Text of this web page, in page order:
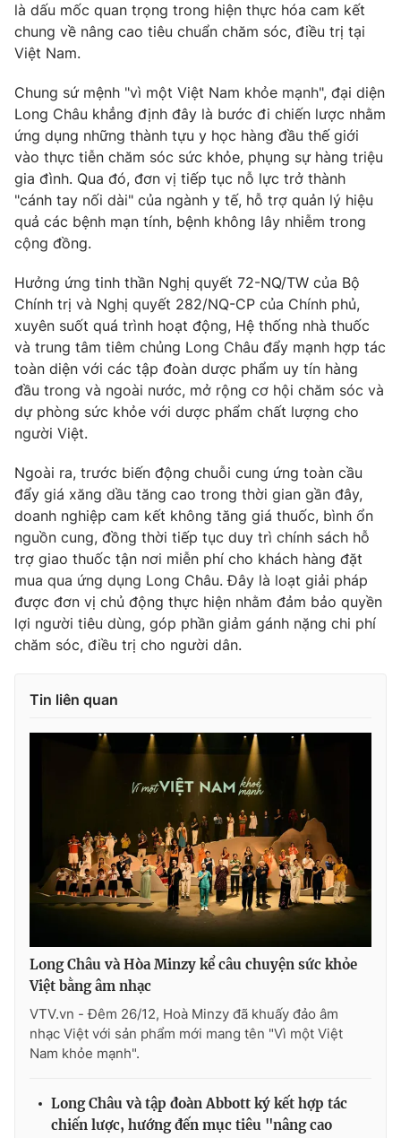
là dấu mốc quan trọng trong hiện thực hóa cam kết
chung về nâng cao tiêu chuẩn chăm sóc, điều trị tại
Việt Nam.
Chung sứ mệnh "vì một Việt Nam khỏe mạnh", đại diện
Long Châu khẳng định đây là bước đi chiến lược nhằm
ứng dụng những thành tựu y học hàng đầu thế giới
vào thực tiễn chăm sóc sức khỏe, phụng sự hàng triệu
gia đình. Qua đó, đơn vị tiếp tục nỗ lực trở thành
"cánh tay nối dài" của ngành y tế, hỗ trợ quản lý hiệu
quả các bệnh mạn tính, bệnh không lây nhiễm trong
cộng đồng.
Hưởng ứng tinh thần Nghị quyết 72-NQ/TW của Bộ
Chính trị và Nghị quyết 282/NQ-CP của Chính phủ,
xuyên suốt quá trình hoạt động, Hệ thống nhà thuốc
và trung tâm tiêm chủng Long Châu đẩy mạnh hợp tác
toàn diện với các tập đoàn dược phẩm uy tín hàng
đầu trong và ngoài nước, mở rộng cơ hội chăm sóc và
dự phòng sức khỏe với dược phẩm chất lượng cho
người Việt.
Ngoài ra, trước biến động chuỗi cung ứng toàn cầu
đẩy giá xăng dầu tăng cao trong thời gian gần đây,
doanh nghiệp cam kết không tăng giá thuốc, bình ổn
nguồn cung, đồng thời tiếp tục duy trì chính sách hỗ
trợ giao thuốc tận nơi miễn phí cho khách hàng đặt
mua qua ứng dụng Long Châu. Đây là loạt giải pháp
được đơn vị chủ động thực hiện nhằm đảm bảo quyền
lợi người tiêu dùng, góp phần giảm gánh nặng chi phí
chăm sóc, điều trị cho người dân.
Tin liên quan
Long Châu và Hòa Minzy kể câu chuyện sức khỏe
Việt bằng âm nhạc
VTV.vn - Đêm 26/12, Hoà Minzy đã khuấy đảo âm
nhạc Việt với sản phẩm mới mang tên "Vì một Việt
Nam khỏe mạnh".
Long Châu và tập đoàn Abbott ký kết hợp tác
chiến lược, hướng đến mục tiêu "nâng cao